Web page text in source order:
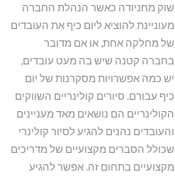
שוק מחניודה כאשר הנהלת החברה
מעוניינת להוציא ליום כיף את העובדים
של מחלקה אחת, או אם מדובר
בחברה קטנה שיש בה מעט עובדים,
יש כמה אפשרויות מסקרנות של יום
כיף עבורם. סיורים קולינריים השווקים
הקולינריים הם נושאים מאד מעניינים
והעובדים נהנים להגיע לסיור קולינרי
שכולל הסברים מקצועיים של מדריכים
מקצועיים בתחום זה. אפשר להגיע